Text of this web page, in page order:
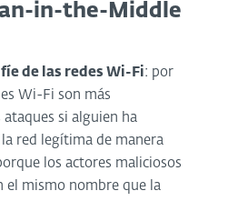
in-the-Middle
de las redes Wi-Fi: por
Wi-Fi son más
ataques si alguien ha
red legítima de manera
los actores maliciosos
el mismo nombre que la